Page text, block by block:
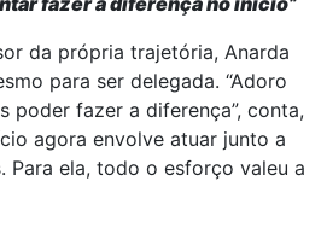
da própria trajetória, Anarda
para ser delegada. “Adoro
poder fazer a diferença”, conta,
agora envolve atuar junto a
Para ela, todo o esforço valeu a